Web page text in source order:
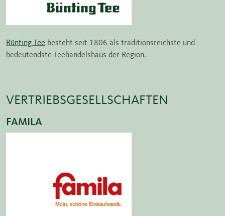
Bünting Tee besteht seit 1806 als traditionsreichste und
bedeutendste Teehandelshaus der Region.
VERTRIEBSGESELLSCHAFTEN
FAMILA